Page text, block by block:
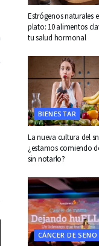
Estrógenos naturales
plato: 10 alimentos
tu salud hormonal
BIENESTAR
La nueva cultura del
¿estamos comiendo
sin notarlo?
CÁNCER DE SENO